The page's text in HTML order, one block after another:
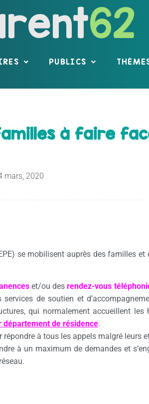
62
PUBLICS
à faire
mars, 2020
se mobilisent auprès des familles
et/ou desrendez-vous
de soutien et
qui normalement accueillent les
département de résidence.
à tous les appels malgré leurs
à un maximum de demandes et